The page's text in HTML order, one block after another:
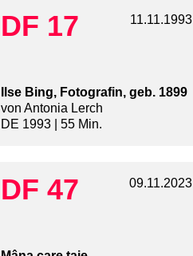
DF 17 11.11.1993
Ilse Bing, Fotografin, geb. 1899
von Antonia Lerch
DE 1993 | 55 Min.
DF 47 09.11.2023